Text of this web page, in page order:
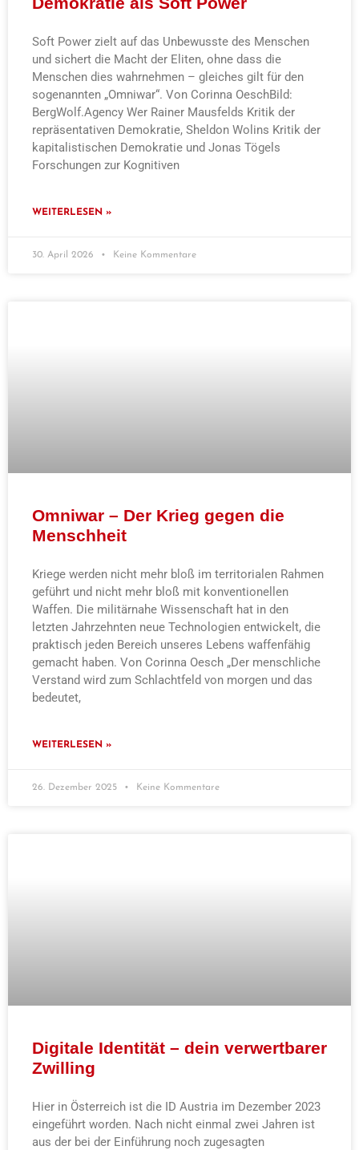
Soft Power zielt auf das Unbewusste des Menschen
und sichert die Macht der Eliten, ohne dass die
Menschen dies wahrnehmen – gleiches gilt für den
sogenannten „Omniwar“. Von Corinna OeschBild:
BergWolf.Agency Wer Rainer Mausfelds Kritik der
repräsentativen Demokratie, Sheldon Wolins Kritik der
kapitalistischen Demokratie und Jonas Tögels
Forschungen zur Kognitiven
WEITERLESEN »
30. April 2026 Keine Kommentare
Omniwar – Der Krieg gegen die
Menschheit
Kriege werden nicht mehr bloß im territorialen Rahmen
geführt und nicht mehr bloß mit konventionellen
Waffen. Die militärnahe Wissenschaft hat in den
letzten Jahrzehnten neue Technologien entwickelt, die
praktisch jeden Bereich unseres Lebens waffenfähig
gemacht haben. Von Corinna Oesch „Der menschliche
Verstand wird zum Schlachtfeld von morgen und das
bedeutet,
WEITERLESEN »
26. Dezember 2025 Keine Kommentare
Digitale Identität – dein verwertbarer
Zwilling
Hier in Österreich ist die ID Austria im Dezember 2023
eingeführt worden. Nach nicht einmal zwei Jahren ist
aus der bei der Einführung noch zugesagten